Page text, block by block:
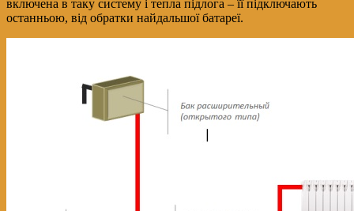
включена в таку систему і тепла підлога – її підключають
останньою, від обратки найдальшої батареї.